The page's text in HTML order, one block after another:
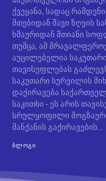
ქვეყანა, სადაც
მთებიდან შავი ზღვის
ხმაურიდან მთიანი
თუმცა, ამ
აუცილებელია
თავისუფლებას
საკუთარი სურვილის
დაქირავება
საკითხი - ეს არის
სრულყოფილი
მანქანის გაქირავების...
ᲑᲚᲝᲒᲘ